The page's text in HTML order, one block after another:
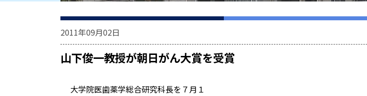
2011年09月02日
山下俊一教授が朝日がん大賞を受賞
大学院医歯薬学総合研究科長を７月１